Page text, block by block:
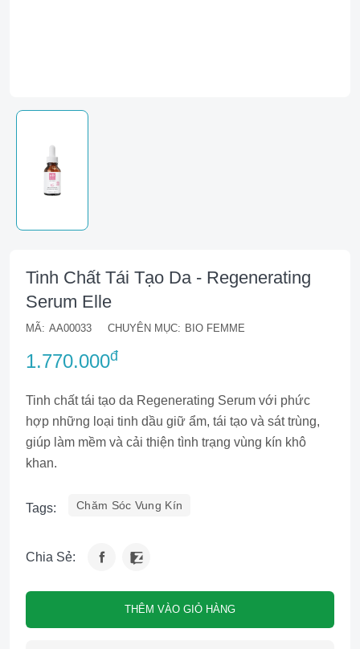
Tinh Chất Tái Tạo Da - Regenerating
Serum Elle
MÃ: AA00033 CHUYÊN MỤC: BIO FEMME
1.770.000đ
Tinh chất tái tạo da Regenerating Serum với phức
hợp những loại tinh dầu giữ ẩm, tái tạo và sát trùng,
giúp làm mềm và cải thiện tình trạng vùng kín khô
khan.
Tags: Chăm Sóc Vung Kín
Chia Sẻ:
THÊM VÀO GIỎ HÀNG